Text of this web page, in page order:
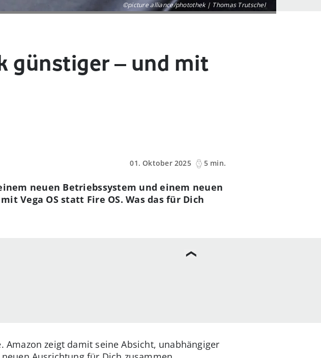
©picture alliance/photothek | Thomas Trutschel
günstiger – und mit
01. Oktober 2025
5 min.
neuen Betriebssystem und einem neuen
Vega OS statt Fire OS. Was das für Dich
Amazon zeigt damit seine Absicht, unabhängiger